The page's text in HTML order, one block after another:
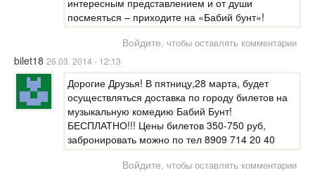
интересным представлением и от души
посмеяться – приходите на «Бабий бунт»!
Войдите, чтобы оставлять комментарии
bilet18 26.03. 2014 - 12:13
Дорогие Друзья! В пятницу,28 марта, будет
осуществляться доставка по городу билетов на
музыкальную комедию Бабий Бунт!
БЕСПЛАТНО!!! Цены билетов 350-750 руб,
забронировать можно по тел 8909 714 20 40
Войдите, чтобы оставлять комментарии